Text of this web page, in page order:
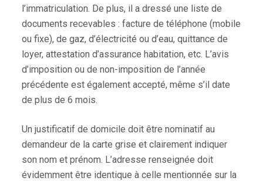
l’immatriculation. De plus, il a dressé une liste de
documents recevables : facture de téléphone (mobile
ou fixe), de gaz, d’électricité ou d’eau, quittance de
loyer, attestation d’assurance habitation, etc. L’avis
d’imposition ou de non-imposition de l’année
précédente est également accepté, même s’il date
de plus de 6 mois.
Un justificatif de domicile doit être nominatif au
demandeur de la carte grise et clairement indiquer
son nom et prénom. L’adresse renseignée doit
évidemment être identique à celle mentionnée sur la